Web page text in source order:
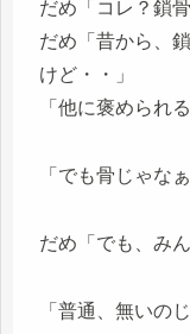
だめ「コレ？鎖骨
だめ「昔から、
けど・・」
「他に褒められ
「でも骨じゃな
だめ「でも、み
「普通、無いの